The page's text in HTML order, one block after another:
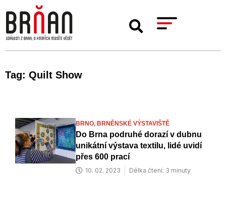
Tag: Quilt Show
BRNO, BRNĚNSKÉ VÝSTAVIŠTĚ
Do Brna podruhé dorazí v dubnu
unikátní výstava textilu, lidé uvidí
přes 600 prací
10. 02. 2023 Délka čtení: 3 minuty